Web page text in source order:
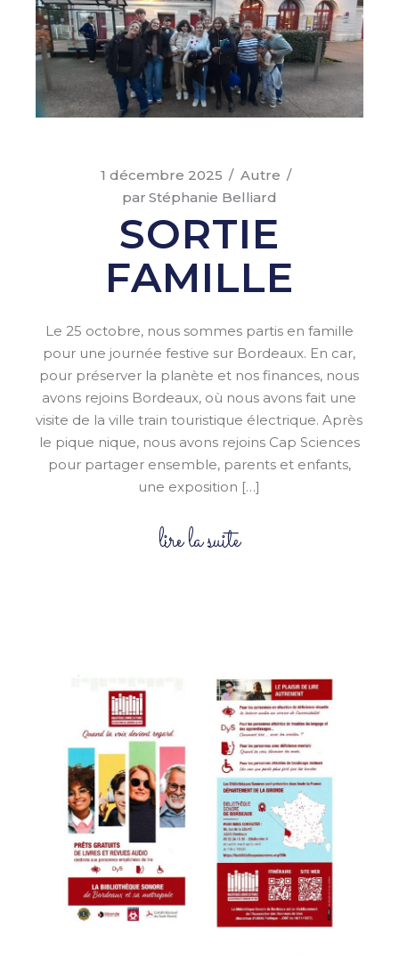
1 décembre 2025
Autre
par Stéphanie Belliard
SORTIE
FAMILLE
Le 25 octobre, nous sommes partis en famille
pour une journée festive sur Bordeaux. En car,
pour préserver la planète et nos finances, nous
avons rejoins Bordeaux, où nous avons fait une
visite de la ville train touristique électrique. Après
le pique nique, nous avons rejoins Cap Sciences
pour partager ensemble, parents et enfants,
une exposition […]
lire la suite